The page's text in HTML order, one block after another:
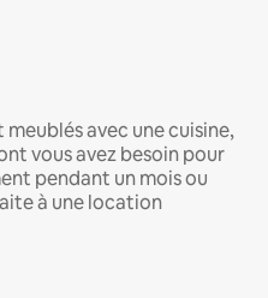
avec une cuisine,
vous avez besoin pour
pendant un mois ou
à une location